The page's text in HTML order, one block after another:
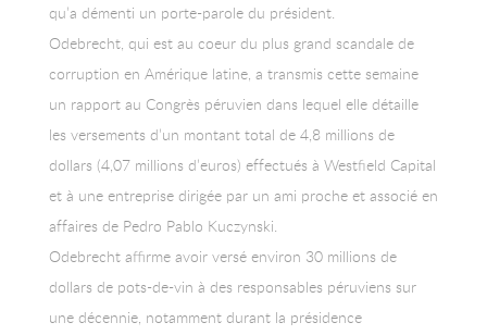
qu’a démenti un porte-parole du président.
Odebrecht, qui est au coeur du plus grand scandale de
corruption en Amérique latine, a transmis cette semaine
un rapport au Congrès péruvien dans lequel elle détaille
les versements d’un montant total de 4,8 millions de
dollars (4,07 millions d’euros) effectués à Westfield Capital
et à une entreprise dirigée par un ami proche et associé en
affaires de Pedro Pablo Kuczynski.
Odebrecht affirme avoir versé environ 30 millions de
dollars de pots-de-vin à des responsables péruviens sur
une décennie, notamment durant la présidence